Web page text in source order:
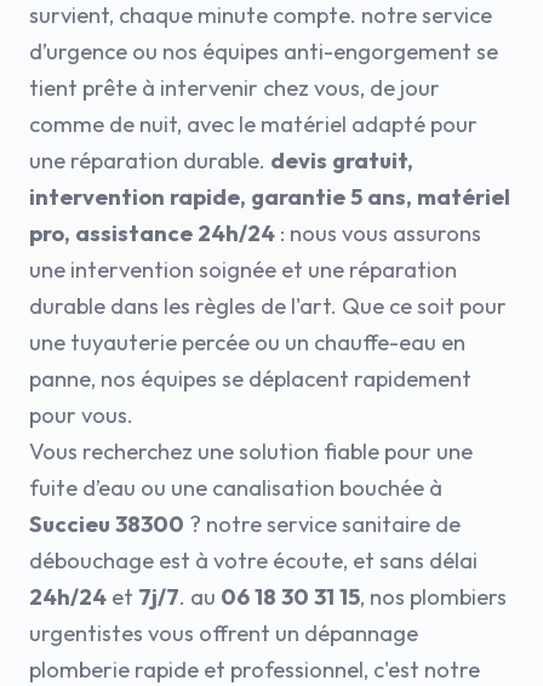
survient, chaque minute compte. notre service
d’urgence ou nos équipes anti-engorgement se
tient prête à intervenir chez vous, de jour
comme de nuit, avec le matériel adapté pour
une réparation durable. devis gratuit,
intervention rapide, garantie 5 ans, matériel
pro, assistance 24h/24 : nous vous assurons
une intervention soignée et une réparation
durable dans les règles de l'art. Que ce soit pour
une tuyauterie percée ou un chauffe-eau en
panne, nos équipes se déplacent rapidement
pour vous.
Vous recherchez une solution fiable pour une
fuite d’eau ou une canalisation bouchée à
Succieu 38300 ? notre service sanitaire de
débouchage est à votre écoute, et sans délai
24h/24 et 7j/7. au 06 18 30 31 15, nos plombiers
urgentistes vous offrent un dépannage
plomberie rapide et professionnel, c'est notre